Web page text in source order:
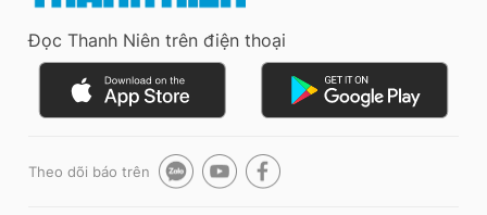
Đọc Thanh Niên trên điện thoại
Theo dõi báo trên